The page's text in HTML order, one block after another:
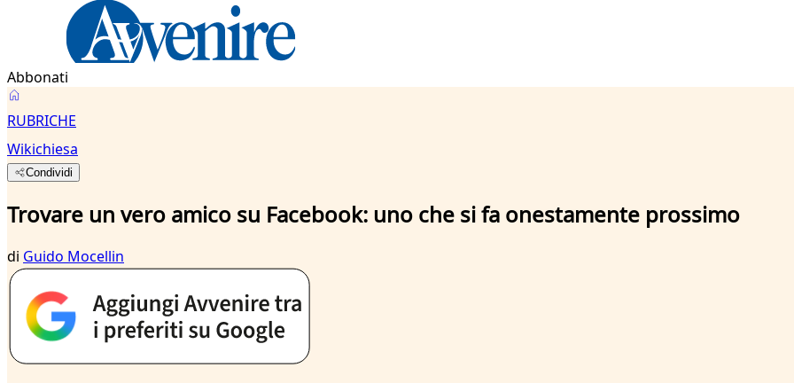
Abbonati
RUBRICHE
Wikichiesa
Condividi
Trovare un vero amico su Facebook: uno che si fa onestamente prossimo
di Guido Mocellin